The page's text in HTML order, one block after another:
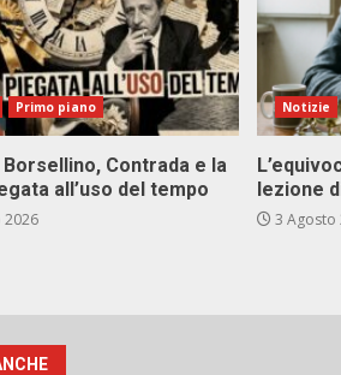
Primo piano
Borsellino, Contrada e la
all’uso del tempo
2026
Notizie
lezione
3 Agosto